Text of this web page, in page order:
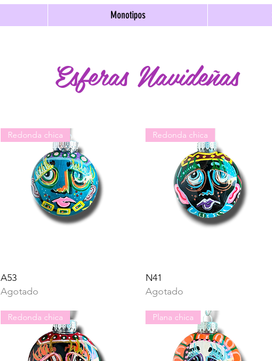
Monotipos
Esferas Navideñas
Redonda chica
A53
Agotado
Redonda chica
N41
Agotado
Redonda chica Plana chica